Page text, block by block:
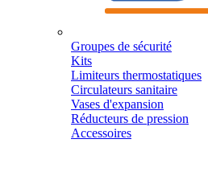
Groupes de sécurité
Kits
Limiteurs thermostatiques
Circulateurs sanitaire
Vases d'expansion
Réducteurs de pression
Accessoires